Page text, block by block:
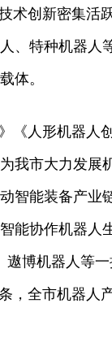
术创新密集活
、特种机器人
体。
《人形机器人
我市大力发展
智能装备产业
能协作机器人
遨博机器人等
，全市机器人